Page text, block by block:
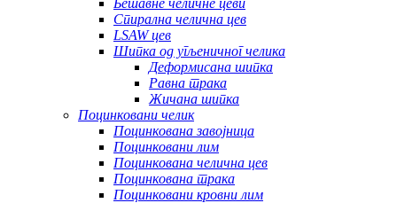
Бешавне челичне цеви
Спирална челична цев
LSAW цев
Шипка од угљеничног челика
Деформисана шипка
Равна трака
Жичана шипка
Поцинковани челик
Поцинкована завојница
Поцинковани лим
Поцинкована челична цев
Поцинкована трака
Поцинковани кровни лим